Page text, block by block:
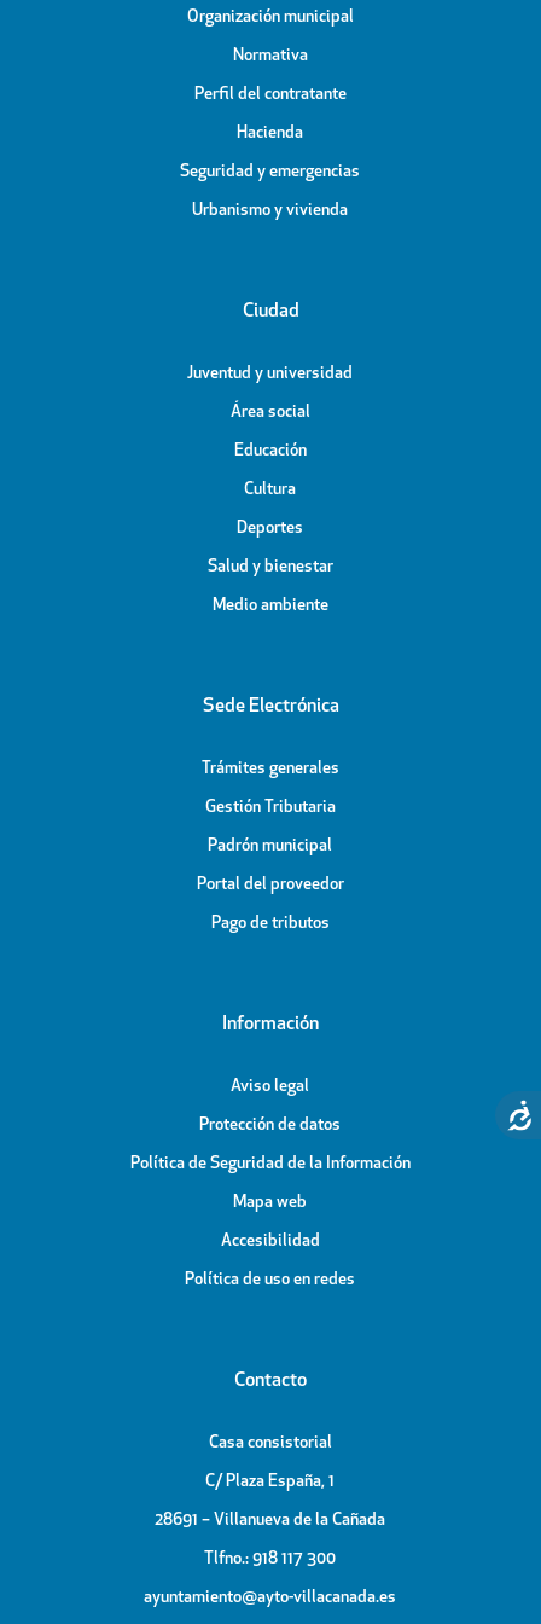
Organización municipal
Normativa
Perfil del contratante
Hacienda
Seguridad y emergencias
Urbanismo y vivienda
Ciudad
Juventud y universidad
Área social
Educación
Cultura
Deportes
Salud y bienestar
Medio ambiente
Sede Electrónica
Trámites generales
Gestión Tributaria
Padrón municipal
Portal del proveedor
Pago de tributos
Información
Aviso legal
Protección de datos
Política de Seguridad de la Información
Mapa web
Accesibilidad
Política de uso en redes
Contacto
Casa consistorial
C/ Plaza España, 1
28691 – Villanueva de la Cañada
Tlfno.: 918 117 300
ayuntamiento@ayto-villacanada.es